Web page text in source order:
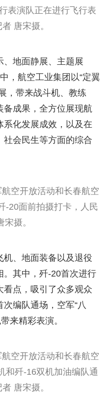
表演队正在进行飞行表
唐宋摄。
、地面静展、主题展
，航空工业集团以“定翼
，带来战斗机、教练
成果，全方位展现航
系化发展成效，以及在
社会民生等方面的综合
空开放活动和长春航空
-20面前拍摄打卡，人民
宋摄。
机、地面装备以及退役
。其中，歼-20首次进行
点，吸引了众多观众
编队通场，空军“八
来精彩表演。
空开放活动和长春航空
和歼-16双机加油编队通
唐宋摄。